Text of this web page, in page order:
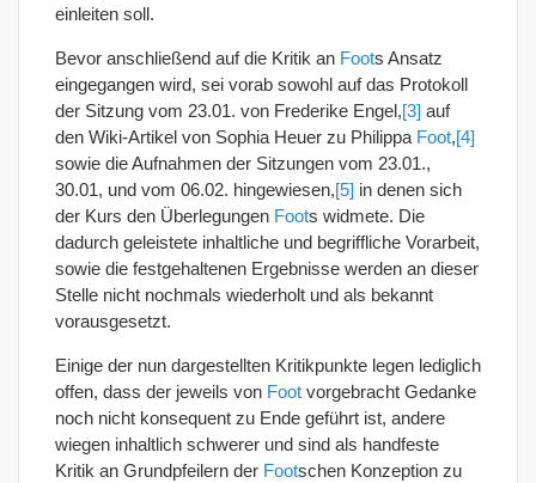
einleiten soll.
Bevor anschließend auf die Kritik an Foots Ansatz
eingegangen wird, sei vorab sowohl auf das Protokoll
der Sitzung vom 23.01. von Frederike Engel,[3] auf
den Wiki-Artikel von Sophia Heuer zu Philippa Foot,[4]
sowie die Aufnahmen der Sitzungen vom 23.01.,
30.01, und vom 06.02. hingewiesen,[5] in denen sich
der Kurs den Überlegungen Foots widmete. Die
dadurch geleistete inhaltliche und begriffliche Vorarbeit,
sowie die festgehaltenen Ergebnisse werden an dieser
Stelle nicht nochmals wiederholt und als bekannt
vorausgesetzt.
Einige der nun dargestellten Kritikpunkte legen lediglich
offen, dass der jeweils von Foot vorgebracht Gedanke
noch nicht konsequent zu Ende geführt ist, andere
wiegen inhaltlich schwerer und sind als handfeste
Kritik an Grundpfeilern der Footschen Konzeption zu